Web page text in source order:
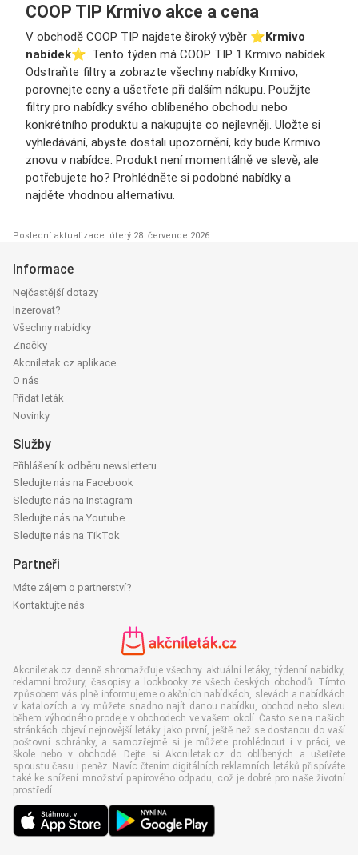
COOP TIP Krmivo akce a cena
V obchodě COOP TIP najdete široký výběr ⭐️Krmivo
nabídek⭐️. Tento týden má COOP TIP 1 Krmivo nabídek.
Odstraňte filtry a zobrazte všechny nabídky Krmivo,
porovnejte ceny a ušetřete při dalším nákupu. Použijte
filtry pro nabídky svého oblíbeného obchodu nebo
konkrétního produktu a nakupujte co nejlevněji. Uložte si
vyhledávání, abyste dostali upozornění, kdy bude Krmivo
znovu v nabídce. Produkt není momentálně ve slevě, ale
potřebujete ho? Prohlédněte si podobné nabídky a
najděte vhodnou alternativu.
Poslední aktualizace: úterý 28. července 2026
Informace
Nejčastější dotazy
Inzerovat?
Všechny nabídky
Značky
Akcniletak.cz aplikace
O nás
Přidat leták
Novinky
Služby
Přihlášení k odběru newsletteru
Sledujte nás na Facebook
Sledujte nás na Instagram
Sledujte nás na Youtube
Sledujte nás na TikTok
Partneři
Máte zájem o partnerství?
Kontaktujte nás
Akcniletak.cz denně shromažďuje všechny aktuální letáky, týdenní nabídky,
reklamní brožury, časopisy a lookbooky ze všech českých obchodů. Tímto
způsobem vás plně informujeme o akčních nabídkách, slevách a nabídkách
v katalozích a vy můžete snadno najít danou nabídku, obchod nebo slevu
během výhodného prodeje v obchodech ve vašem okolí. Často se na našich
stránkách objeví nejnovější letáky jako první, ještě než se dostanou do vaší
poštovní schránky, a samozřejmě si je můžete prohlédnout i v práci, ve
škole nebo v obchodě. Dejte si Akcniletak.cz do oblíbených a ušetřete
spoustu času i peněz. Navíc čtením digitálních reklamních letáků přispíváte
také ke snížení množství papírového odpadu, což je dobré pro naše životní
prostředí.